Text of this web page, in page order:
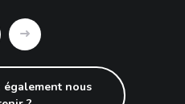
également nous